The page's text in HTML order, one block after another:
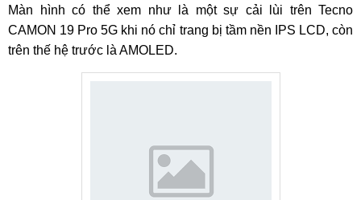
Màn hình có thể xem như là một sự cải lùi trên Tecno
CAMON 19 Pro 5G khi nó chỉ trang bị tầm nền IPS LCD, còn
trên thế hệ trước là AMOLED.